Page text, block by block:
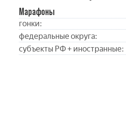
Марафоны
гонки:
федеральные округа:
субъекты РФ + иностранные: